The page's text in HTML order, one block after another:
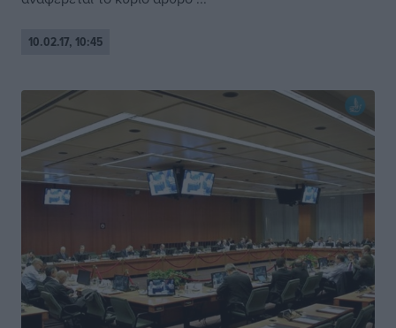
10.02.17, 10:45